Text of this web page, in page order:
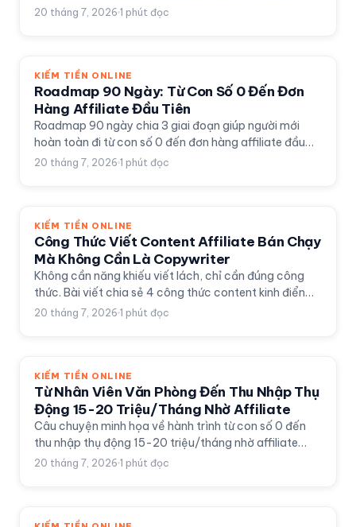
dạng kênh, viết kịch bản đến dựng video và gắn link
20 tháng 7, 2026 1 phút đọc
KIẾM TIỀN ONLINE
Roadmap 90 Ngày: Từ Con Số 0 Đến Đơn
Hàng Affiliate Đầu Tiên
Roadmap 90 ngày chia 3 giai đoạn giúp người mới
hoàn toàn đi từ con số 0 đến đơn hàng affiliate đầu
tiên, có checklist cụ thể theo từng tuần.
20 tháng 7, 2026 1 phút đọc
KIẾM TIỀN ONLINE
Công Thức Viết Content Affiliate Bán Chạy
Mà Không Cần Là Copywriter
Không cần năng khiếu viết lách, chỉ cần đúng công
thức. Bài viết chia sẻ 4 công thức content kinh điển
AIDA, PAS, FAB, Hook-Value-CTA kèm ví dụ thực tế
20 tháng 7, 2026 1 phút đọc
KIẾM TIỀN ONLINE
Từ Nhân Viên Văn Phòng Đến Thu Nhập Thụ
Động 15-20 Triệu/Tháng Nhờ Affiliate
Câu chuyện minh họa về hành trình từ con số 0 đến
thu nhập thụ động 15-20 triệu/tháng nhờ affiliate
marketing của một nhân viên văn phòng, chỉ với 1-2
20 tháng 7, 2026 1 phút đọc